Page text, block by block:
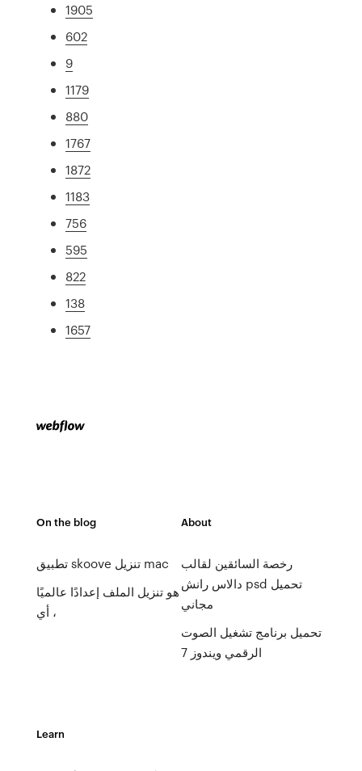
1905
602
9
1179
880
1767
1872
1183
756
595
822
138
1657
On the blog
تطبيق skoove تنزيل mac
هو تنزيل الملف إعدادًا عالميًا
، أي
About
رخصة السائقين لقالب
دالاس رانش psd تحميل
مجاني
تحميل برنامج تشغيل الصوت
الرقمي ويندوز 7
Learn